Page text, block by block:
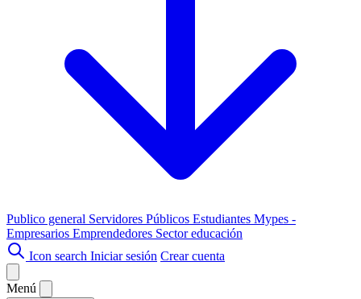
Publico general Servidores Públicos Estudiantes Mypes -
Empresarios Emprendedores Sector educación
Icon search Iniciar sesión Crear cuenta
Menú